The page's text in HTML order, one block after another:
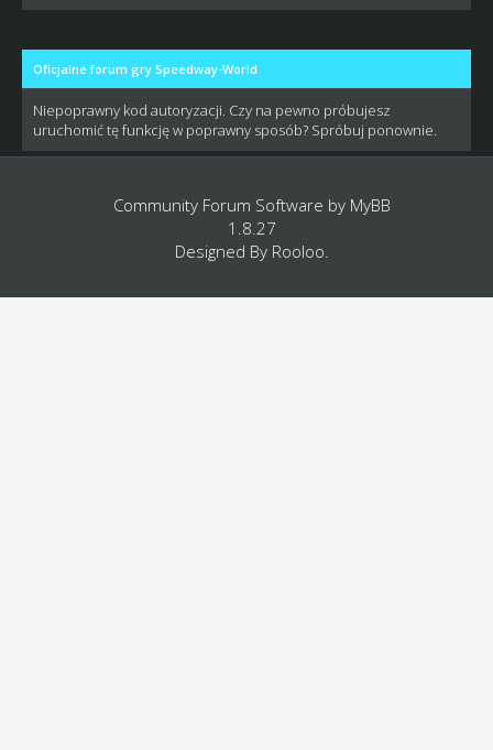
Oficjalne forum gry Speedway-World
Niepoprawny kod autoryzacji. Czy na pewno próbujesz
uruchomić tę funkcję w poprawny sposób? Spróbuj ponownie.
Community Forum Software by MyBB
1.8.27
Designed By Rooloo.